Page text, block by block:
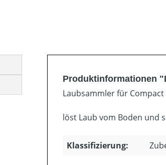
Produktinformationen
Laubsammler für
löst Laub vom Boden und
Klassifizierung: